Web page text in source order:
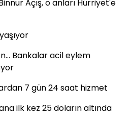
Açış, o anları Hürriyet'e
Bankalar acil eylem
7 gün 24 saat hizmet
ilk kez 25 doların altında